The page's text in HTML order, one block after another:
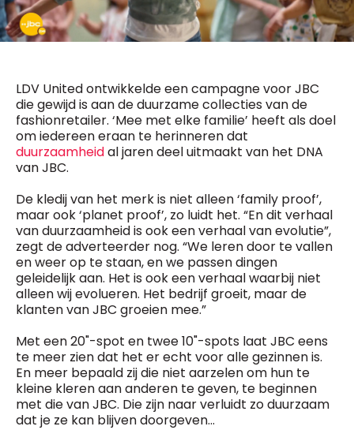
LDV United ontwikkelde een campagne voor JBC
die gewijd is aan de duurzame collecties van de
fashionretailer. ‘Mee met elke familie’ heeft als doel
om iedereen eraan te herinneren dat
duurzaamheidal jaren deel uitmaakt van het DNA
van JBC.
De kledij van het merk is niet alleen ‘family proof’,
maar ook ‘planet proof’, zo luidt het. “En dit verhaal
van duurzaamheid is ook een verhaal van evolutie”,
zegt de adverteerder nog. “We leren door te vallen
en weer op te staan, en we passen dingen
geleidelijk aan. Het is ook een verhaal waarbij niet
alleen wij evolueren. Het bedrijf groeit, maar de
klanten van JBC groeien mee.”
Met een 20"-spot en twee 10"-spots laat JBC eens
te meer zien dat het er echt voor alle gezinnen is.
En meer bepaald zij die niet aarzelen om hun te
kleine kleren aan anderen te geven, te beginnen
met die van JBC. Die zijn naar verluidt zo duurzaam
dat je ze kan blijven doorgeven...
Fred Bouchar
0498 88 64 89
Chief Editor
Griet Byl
0475 97 12 57
g.byl@mm.be
Chief Editor
0477 37 31 65
d.lemaire@mm.be
BEVESTIGEN
Daily
Freemium
access
5 x week
MM e - News
1 x week
MM Brunch
1 x week
MM Tech
10 x year
MM Blue
4 x year
MM Magazine
(digital)
Vragen ?